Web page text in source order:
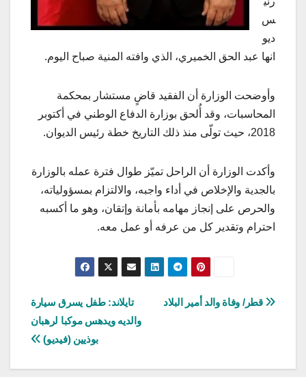
س
ديو
انها عبد الحق الخميري، الذي وافته المنية صباح اليوم.
وأوضحت الوزارة أن الفقيد قاضٍ مستشار بمحكمة
المحاسبات، وقد أُلحق بوزارة الدفاع الوطني في أكتوبر
2018، حيث تولّى منذ ذلك التاريخ خطة رئيس الديوان.
وأكدت الوزارة أن الراحل تميّز طوال فترة عمله بالوزارة
بالجدية والإخلاص في أداء واجبه، والالتزام بمسؤولياته،
والحرص على إنجاز مهامه بأمانة وإتقان، وهو ما أكسبه
احترام وتقدير كل من عرفه أو عمل معه.
تصفّح
تايلاند: طفل يسرق سيارة
والديه ويدهس موكبا لرهبان
بوذيين‬ (فيديو)
قطر/ وفاة والد أمير البلاد